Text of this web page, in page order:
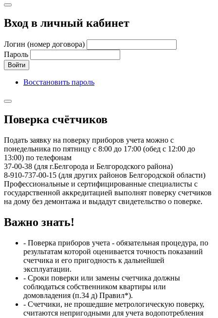
Вход в личный кабинет
Логин (номер договора)
Пароль
Войти
Восстановить пароль
Поверка счётчиков
Подать заявку на поверку приборов учета можно с
понедельника по пятницу с 8:00 до 17:00 (обед с 12:00 до
13:00) по телефонам
37-00-38 (для г.Белгорода и Белгородского района)
8-910-737-00-15 (для других районов Белгородской области)
Профессиональные и сертифицированные специалисты с
государственной аккредитацией выполнят поверку счетчиков
на дому без демонтажа и выдадут свидетельство о поверке.
Важно знать!
- Поверка приборов учета - обязательная процедура, по
результатам которой оценивается точность показаний
счетчика и его пригодность к дальнейшей
эксплуатации.
- Сроки поверки или замены счетчика должны
соблюдаться собственником квартиры или
домовладения (п.34 д) Правил*).
- Счетчики, не прошедшие метрологическую поверку,
считаются непригодными для учета водопотребления